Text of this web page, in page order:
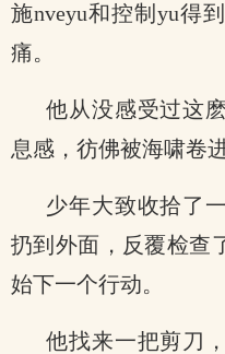
施nveyu和控制yu得
痛。
他从没感受过这
息感，彷佛被海啸卷
少年大致收拾了
扔到外面，反覆检查
始下一个行动。
他找来一把剪刀